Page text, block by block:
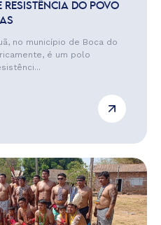
RESISTÊNCIA DO POVO
no município de Boca do
é um polo